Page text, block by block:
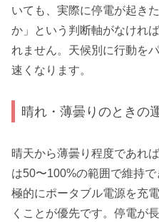
いても、実際に停電が起き
か」という判断軸がなけれ
れません。天候別に行動を
速くなります。
晴れ・薄曇りのときの
晴天から薄曇り程度であれ
は50〜100%の範囲で維持
極的にポータブル電源を充
くことが優先です。停電が